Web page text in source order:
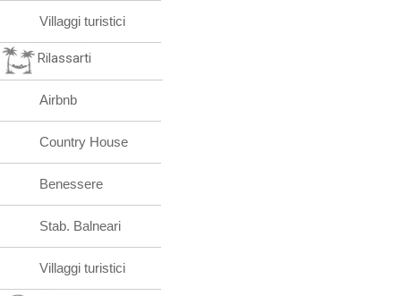
Villaggi turistici
Rilassarti
Airbnb
Country House
Benessere
Stab. Balneari
Villaggi turistici